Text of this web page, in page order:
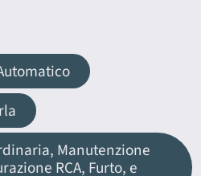
Manutenzione
RCA, Furto, e